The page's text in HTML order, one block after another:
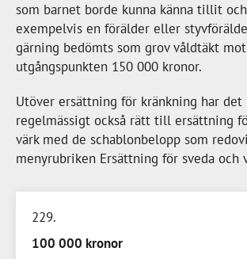
som barnet borde kunna känna tillit
exempelvis en förälder eller
gärning bedömts som grov våldtäkt
utgångspunkten 150 000 kronor.
Utöver ersättning för kränkning har
regelmässigt också rätt till ersättning
värk med de schablonbelopp som
menyrubriken Ersättning för sveda och
229
100 000 kronor